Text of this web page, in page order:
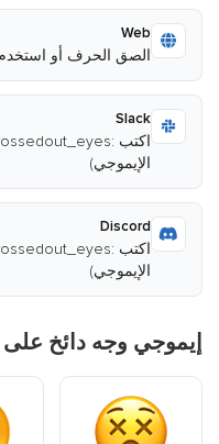
Web
الصق الحرف أو استخدم
Slack
الإيموجي)
Discord
الإيموجي)
إيموجي وجه دائخ